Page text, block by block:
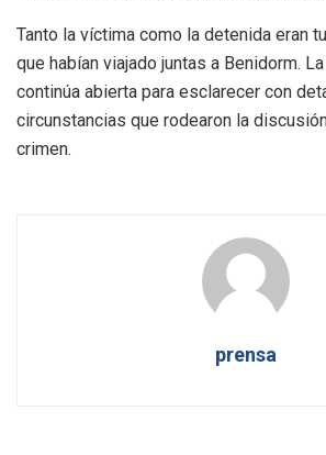
Tanto la víctima como la detenida eran
que habían viajado juntas a Benidorm.
continúa abierta para esclarecer con
circunstancias que rodearon la
crimen.
prensa